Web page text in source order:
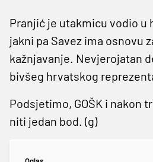
Pranjić je utakmicu vodio u
jakni pa Savez ima osnovu
kažnjavanje. Nevjerojatan
bivšeg hrvatskog
Podsjetimo, GOŠK i nakon
niti jedan bod. (g)